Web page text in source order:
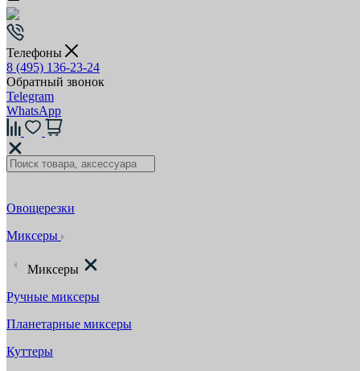
Телефоны
8 (495) 136-23-24
Обратный звонок
Telegram
WhatsApp
Овощерезки
Миксеры
Миксеры
Ручные миксеры
Планетарные миксеры
Куттеры